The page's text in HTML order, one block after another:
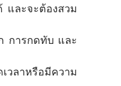
และจะต้องสวม
การกดทับ และ
วลาหรือมีความ